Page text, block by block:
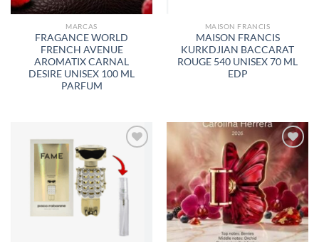
MARCAS
FRAGANCE WORLD
FRENCH AVENUE
AROMATIX CARNAL
DESIRE UNISEX 100 ML
PARFUM
MAISON FRANCIS
MAISON FRANCIS
KURKDJIAN BACCARAT
ROUGE 540 UNISEX 70 ML
EDP
AÑADIR
A LA
DE
DESEOS
AÑADIR
A LA
LISTA
DE
DESEOS